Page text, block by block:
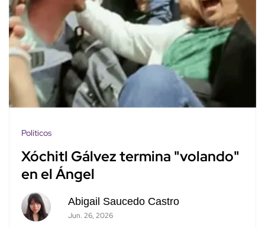
Políticos
Xóchitl Gálvez termina "volando"
en el Ángel
Abigail Saucedo Castro
Jun. 26, 2026